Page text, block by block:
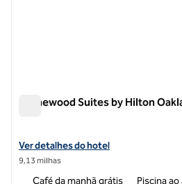
Homewood Suites by Hilton
Exibir detalhes do hotel Homewood
Ver detalhes do hotel
9,13 milhas
Café da manhã grátis Piscina ao